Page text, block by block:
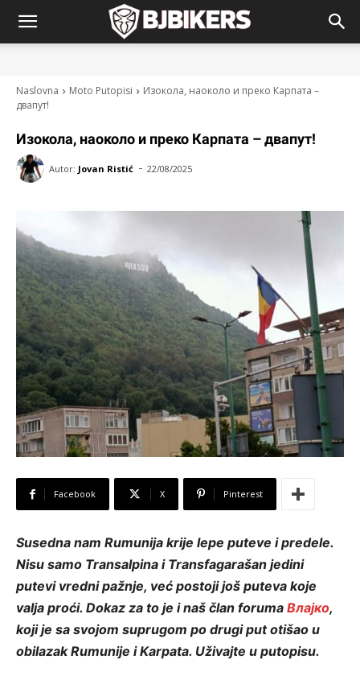
Naslovna Moto Putopisi
Изокола, наоколо и преко Карпата –
двапут!
Изокола, наоколо и преко Карпата – двапут!
Autor: Jovan Ristić - 22/08/2025
Facebook X Pinterest
Susedna nam Rumunija krije lepe puteve i predele.
Nisu samo Transalpina i Transfagarašan jedini
putevi vredni pažnje, već postoji još puteva koje
valja proći. Dokaz za to je i naš član foruma Влајко,
koji je sa svojom suprugom po drugi put otišao u
obilazak Rumunije i Karpata. Uživajte u putopisu.